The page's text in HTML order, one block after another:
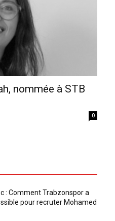
nommée à STB
0
: Comment Trabzonspor a
pour recruter Mohamed